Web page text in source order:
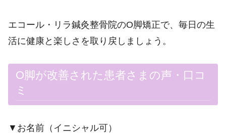
エコール・リラ鍼灸整骨院のO脚矯正で、毎日の生
活に健康と楽しさを取り戻しましょう。
O脚が改善された患者さまの声・口コ
ミ
▼お名前（イニシャル可）